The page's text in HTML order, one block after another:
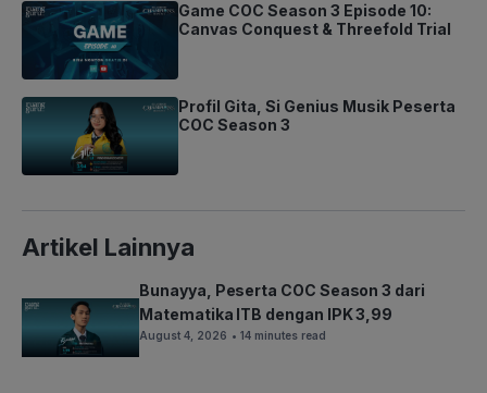
Game COC Season 3 Episode 10:
Canvas Conquest & Threefold Trial
Profil Gita, Si Genius Musik Peserta
COC Season 3
Artikel Lainnya
Bunayya, Peserta COC Season 3 dari
Matematika ITB dengan IPK 3,99
August 4, 2026 • 14 minutes read